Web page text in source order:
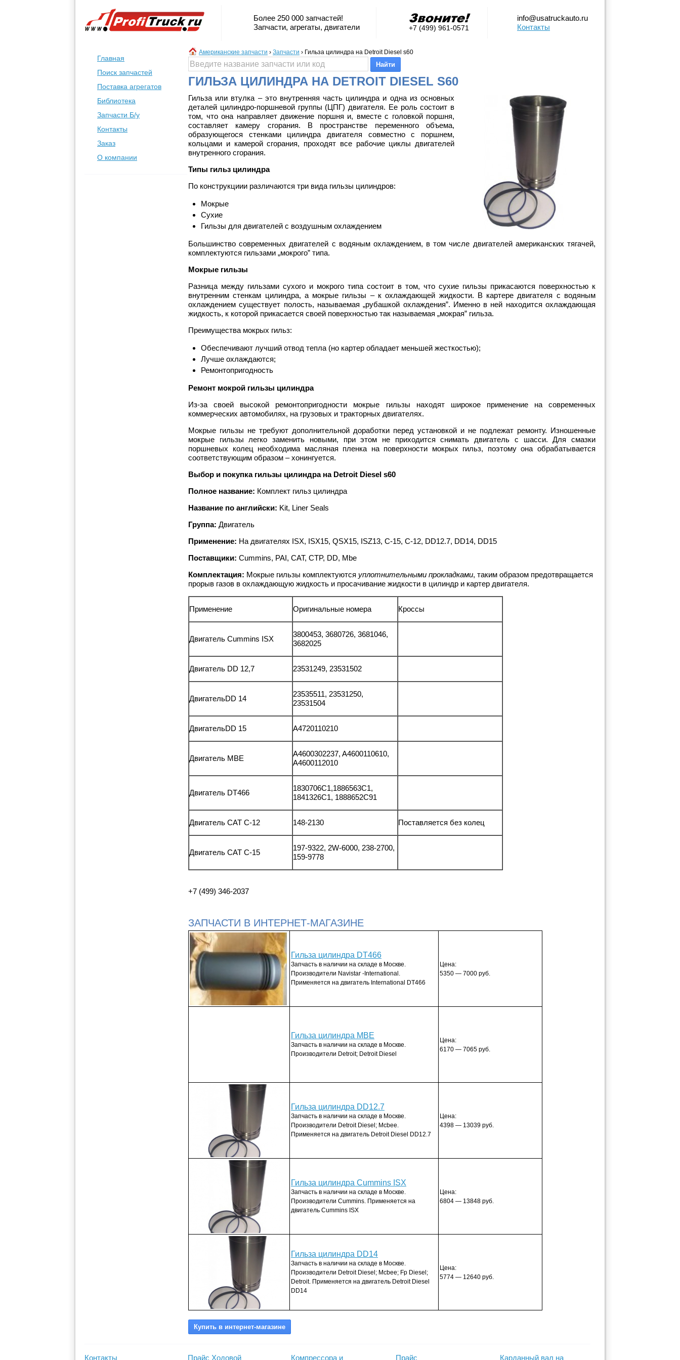
Более 250 000 запчастей!
Запчасти, агрегаты, двигатели
+7 (499) 961-0571
info@usatruckauto.ru
Контакты
Главная
Поиск запчастей
Поставка агрегатов
Библиотека
Запчасти Б/у
Контакты
Заказ
О компании
Американские запчасти › Запчасти › Гильза цилиндра на Detroit Diesel s60
ГИЛЬЗА ЦИЛИНДРА НА DETROIT DIESEL S60
Гильза или втулка – это внутренняя часть цилиндра и одна из основных
деталей цилиндро-поршневой группы (ЦПГ) двигателя. Ее роль состоит в
том, что она направляет движение поршня и, вместе с головкой поршня,
составляет камеру сгорания. В пространстве переменного объема,
образующегося стенками цилиндра двигателя совместно с поршнем,
кольцами и камерой сгорания, проходят все рабочие циклы двигателей
внутренного сгорания.
Типы гильз цилиндра
По конструкциии различаются три вида гильзы цилиндров:
Мокрые
Сухие
Гильзы для двигателей с воздушным охлаждением
Большинство современных двигателей с водяным охлаждением, в том числе двигателей американских тягачей,
комплектуются гильзами „мокрого” типа.
Мокрые гильзы
Разница между гильзами сухого и мокрого типа состоит в том, что сухие гильзы прикасаются поверхностью к
внутренним стенкам цилиндра, а мокрые гильзы – к охлаждающей жидкости. В картере двигателя с водяным
охлаждением существует полость, называемая „рубашкой охлаждения”. Именно в ней находится охлаждающая
жидкость, к которой прикасается своей поверхностью так называемая „мокрая” гильза.
Преимущества мокрых гильз:
Обеспечивают лучший отвод тепла (но картер обладает меньшей жесткостью);
Лучше охлаждаются;
Ремонтопригодность
Ремонт мокрой гильзы цилиндра
Из-за своей высокой ремонтопригодности мокрые гильзы находят широкое применение на современных
коммерческих автомобилях, на грузовых и тракторных двигателях.
Мокрые гильзы не требуют дополнительной доработки перед установкой и не подлежат ремонту. Изношенные
мокрые гильзы легко заменить новыми, при этом не приходится снимать двигатель с шасси. Для смазки
поршневых колец необходима масляная пленка на поверхности мокрых гильз, поэтому она обрабатывается
соответствующим образом – хонингуется.
Выбор и покупка гильзы цилиндра на Detroit Diesel s60
Полное название: Комплект гильз цилиндра
Название по английски: Kit, Liner Seals
Группа: Двигатель
Применение: На двигателях ISX, ISX15, QSX15, ISZ13, C-15, C-12, DD12.7, DD14, DD15
Поставщики: Cummins, PAI, CAT, CTP, DD, Mbe
Комплектация: Мокрые гильзы комплектуются уплотнительными прокладками, таким образом предотвращается
прорыв газов в охлаждающую жидкость и просачивание жидкости в цилиндр и картер двигателя.
Применение Оригинальные номера Кроссы
Двигатель Cummins ISX
3800453, 3680726, 3681046,
3682025
Двигатель DD 12,7 23531249, 23531502
ДвигательDD 14
23535511, 23531250,
23531504
ДвигательDD 15 A4720110210
Двигатель MBE
A4600302237, A4600110610,
A4600112010
Двигатель DT466
1830706C1,1886563C1,
1841326C1, 1888652C91
Двигатель CAT C-12 148-2130 Поставляется без колец
Двигатель CAT C-15
197-9322, 2W-6000, 238-2700,
159-9778
+7 (499) 346-2037
ЗАПЧАСТИ В ИНТЕРНЕТ-МАГАЗИНЕ
Гильза цилиндра DT466
Запчасть в наличии на складе в Москве.
Производители Navistar -International.
Применяется на двигатель International DT466
Цена:
5350 — 7000 руб.
Гильза цилиндра MBE
Запчасть в наличии на складе в Москве.
Производители Detroit; Detroit Diesel
Цена:
6170 — 7065 руб.
Гильза цилиндра DD12.7
Запчасть в наличии на складе в Москве.
Производители Detroit Diesel; Mcbee.
Применяется на двигатель Detroit Diesel DD12.7
Цена:
4398 — 13039 руб.
Гильза цилиндра Cummins ISX
Запчасть в наличии на складе в Москве.
Производители Cummins. Применяется на
двигатель Cummins ISX
Цена:
6804 — 13848 руб.
Гильза цилиндра DD14
Запчасть в наличии на складе в Москве.
Производители Detroit Diesel; Mcbee; Fp Diesel;
Detroit. Применяется на двигатель Detroit Diesel
DD14
Цена:
5774 — 12640 руб.
Контакты Прайс Ходовой Компрессора и Прайс Карданный вал на